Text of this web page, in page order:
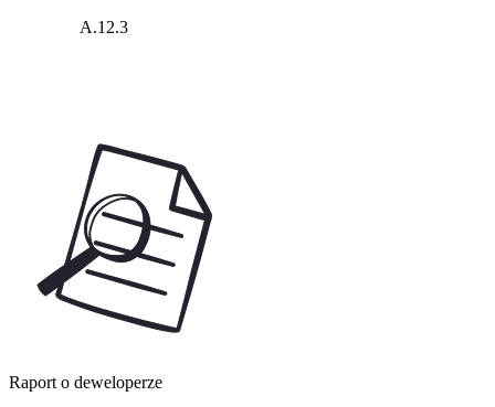
A.12.3
Raport o deweloperze